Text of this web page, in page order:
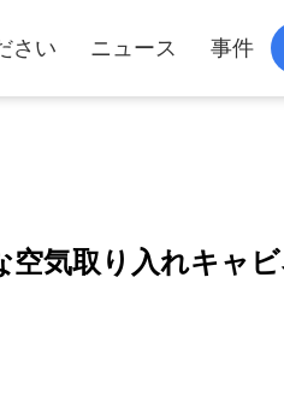
さい ニュース 事件
空気取り入れキャ